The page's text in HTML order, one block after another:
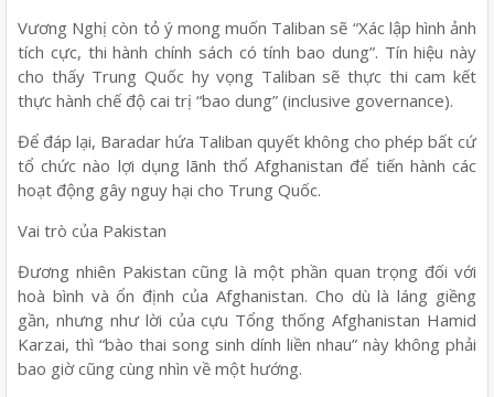
Vương Nghị còn tỏ ý mong muốn Taliban sẽ “Xác lập hình ảnh
tích cực, thi hành chính sách có tính bao dung”. Tín hiệu này
cho thấy Trung Quốc hy vọng Taliban sẽ thực thi cam kết
thực hành chế độ cai trị “bao dung” (inclusive governance).
Để đáp lại, Baradar hứa Taliban quyết không cho phép bất cứ
tổ chức nào lợi dụng lãnh thổ Afghanistan để tiến hành các
hoạt động gây nguy hại cho Trung Quốc.
Vai trò của Pakistan
Đương nhiên Pakistan cũng là một phần quan trọng đối với
hoà bình và ổn định của Afghanistan. Cho dù là láng giềng
gần, nhưng như lời của cựu Tổng thống Afghanistan Hamid
Karzai, thì “bào thai song sinh dính liền nhau” này không phải
bao giờ cũng cùng nhìn về một hướng.